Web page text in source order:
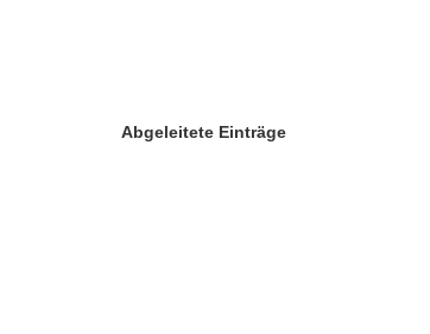
Abgeleitete Einträge